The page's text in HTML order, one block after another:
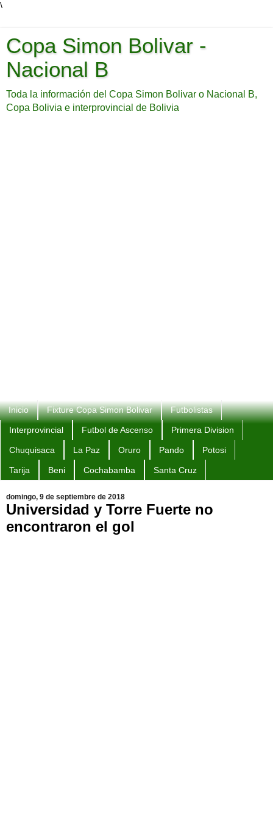
\
Copa Simon Bolivar -
Nacional B
Toda la información del Copa Simon Bolivar o Nacional B,
Copa Bolivia e interprovincial de Bolivia
Inicio Fixture Copa Simon Bolivar Futbolistas
Interprovincial Futbol de Ascenso Primera Division
Chuquisaca La Paz Oruro Pando Potosi
Tarija Beni Cochabamba Santa Cruz
domingo, 9 de septiembre de 2018
Universidad y Torre Fuerte no
encontraron el gol